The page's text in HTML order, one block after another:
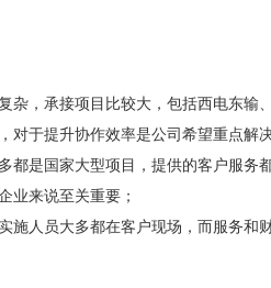
杂，承接项目比较大，包括西电东
对于提升协作效率是公司希望重点解
都是国家大型项目，提供的客户服
业来说至关重要；
施人员大多都在客户现场，而服务